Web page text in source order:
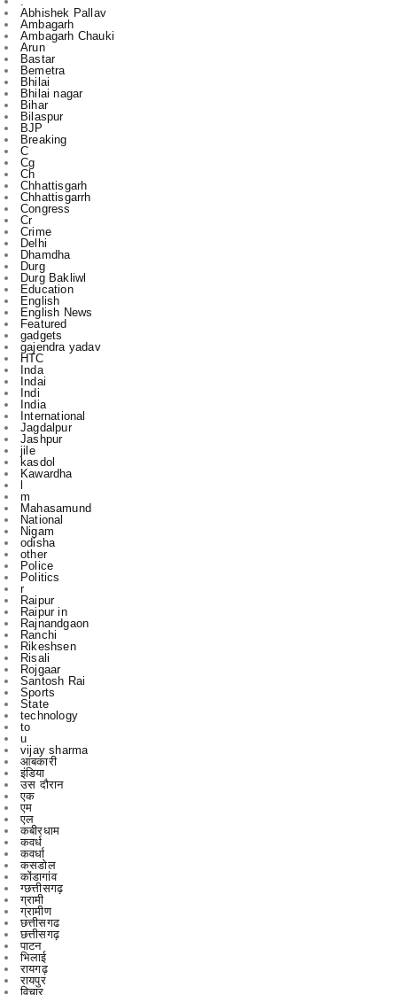
Bastar
Bemetra
Bhilai
Bhilai nagar
Bihar
Bilaspur
BJP
Breaking
C
Cg
Ch
Chhattisgarh
Chhattisgarrh
Congress
Cr
Crime
Delhi
Dhamdha
Durg
Durg Bakliwl
Education
English
English News
Featured
gadgets
gajendra yadav
HTC
Inda
Indai
Indi
India
International
Jagdalpur
Jashpur
jile
kasdol
Kawardha
l
m
Mahasamund
National
Nigam
odisha
other
Police
Politics
r
Raipur
Raipur in
Rajnandgaon
Ranchi
Rikeshsen
Risali
Rojgaar
Santosh Rai
Sports
State
technology
to
u
vijay sharma
आबकारी
इंडिया
उस दौरान
एक
एम
एल
कबीरधाम
कवर्ध
कवर्धा
कसडोल
कोंडागांव
ग्छत्तीसगढ़
ग्रामी
ग्रामीण
छत्तीसगढ
छत्तीसगढ़
पाटन
भिलाई
रायगढ़
रायपुर
विचार
विचार मंथन
विचारमंथन
शहर
शहरChhattisgarrh